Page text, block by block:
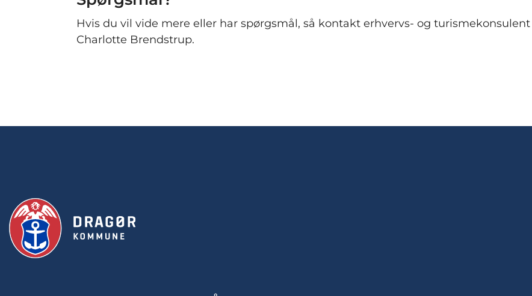
Hvis du vil vide mere eller har spørgsmål, så kontakt erhvervs- og turismekonsulent
Charlotte Brendstrup.